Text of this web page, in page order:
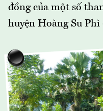
đồng của một số
huyện Hoàng Su